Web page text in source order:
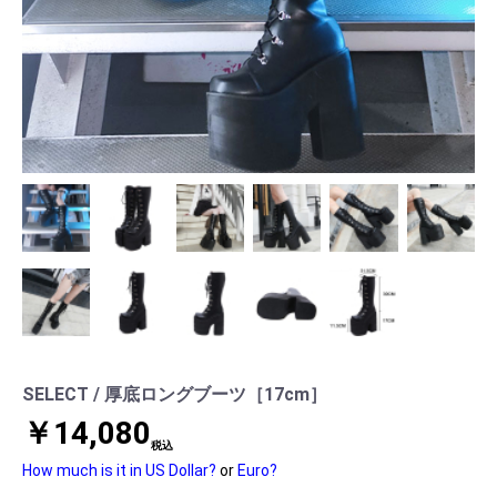
SELECT / 厚底ロングブーツ［17cm］
￥14,080税込
How much is it in US Dollar? or Euro?